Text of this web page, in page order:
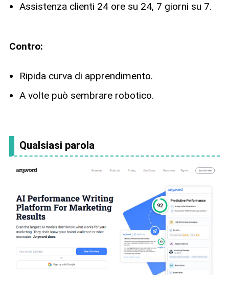
Assistenza clienti 24 ore su 24, 7 giorni su 7.
Contro:
Ripida curva di apprendimento.
A volte può sembrare robotico.
Qualsiasi parola